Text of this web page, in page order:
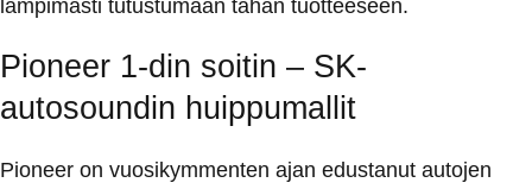
lämpimästi tutustumaan tähän tuotteeseen.
Pioneer 1-din soitin – SK-
autosoundin huippumallit
Pioneer on vuosikymmenten ajan edustanut autojen